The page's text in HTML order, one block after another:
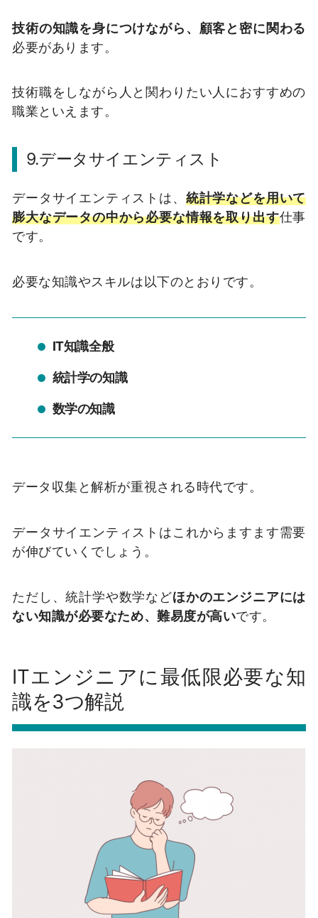
技術の知識を身につけながら、顧客と密に関わる
必要があります。
技術職をしながら人と関わりたい人におすすめの
職業といえます。
9.データサイエンティスト
データサイエンティストは、 統計学などを用いて
膨大なデータの中から必要な情報を取り出す仕事
です。
必要な知識やスキルは以下のとおりです。
IT知識全般
統計学の知識
数学の知識
データ収集と解析が重視される時代です。
データサイエンティストはこれからますます需要
が伸びていくでしょう。
ただし、統計学や数学などほかのエンジニアには
ない知識が必要なため、難易度が高いです。
ITエンジニアに最低限必要な知
識を3つ解説